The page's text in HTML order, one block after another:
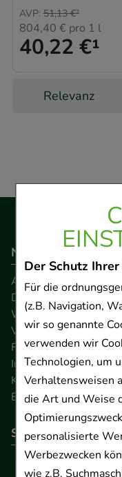
Der Schutz
Für die
(z.B. Navigation,
wir so genannte
verwenden wir
Technologien, um
Verhaltensweisen
die Art und Weise
personalisierte
Werbezwecken
wie z.B.
40,22 €¹
AVP: 51,13 €²
804,40 € pro 1 l
Navigation
AGB
Datenschutz
Widerrufsrecht
Versandkosten
FAQ
Impressum
Kontakt
So können Sie